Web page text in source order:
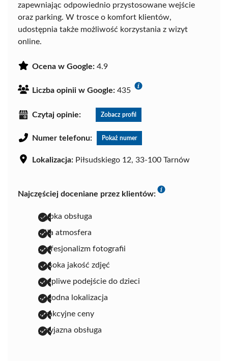
zapewniając odpowiednio przystosowane wejście
oraz parking. W trosce o komfort klientów,
udostępnia także możliwość korzystania z wizyt
online.
Ocena w Google: 4.9
Liczba opinii w Google: 435
Czytaj opinie: Zobacz profil
Numer telefonu: Pokaż numer
Lokalizacja: Piłsudskiego 12, 33-100 Tarnów
Najczęściej doceniane przez klientów:
szybka obsługa
miła atmosfera
profesjonalizm fotografii
wysoka jakość zdjęć
cierpliwe podejście do dzieci
dogodna lokalizacja
atrakcyjne ceny
przyjazna obsługa